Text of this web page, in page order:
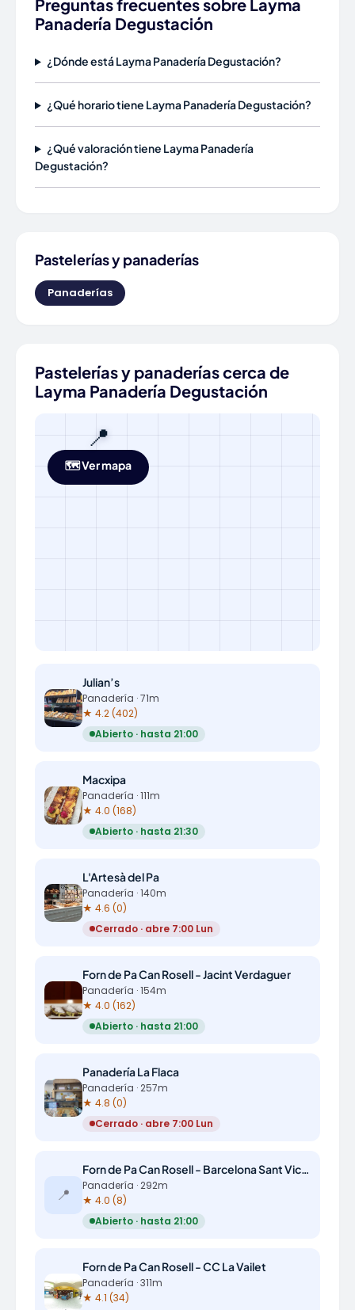
Preguntas frecuentes sobre Layma
Panadería Degustación
¿Dónde está Layma Panadería Degustación?
¿Qué horario tiene Layma Panadería Degustación?
¿Qué valoración tiene Layma Panadería
Degustación?
Pastelerías y panaderías
Panaderías
Pastelerías y panaderías cerca de
Layma Panadería Degustación
📍
🗺️ Ver mapa
Julian’s
Panadería · 71m
★ 4.2 (402)
Abierto · hasta 21:00
Macxipa
Panadería · 111m
★ 4.0 (168)
Abierto · hasta 21:30
L'Artesà del Pa
Panadería · 140m
★ 4.6 (0)
Cerrado · abre 7:00 Lun
Forn de Pa Can Rosell - Jacint Verdaguer
Panadería · 154m
★ 4.0 (162)
Abierto · hasta 21:00
Panadería La Flaca
Panadería · 257m
★ 4.8 (0)
Cerrado · abre 7:00 Lun
📍
Forn de Pa Can Rosell - Barcelona Sant Vicenç
Panadería · 292m
★ 4.0 (8)
Abierto · hasta 21:00
Forn de Pa Can Rosell - CC La Vailet
Panadería · 311m
★ 4.1 (34)